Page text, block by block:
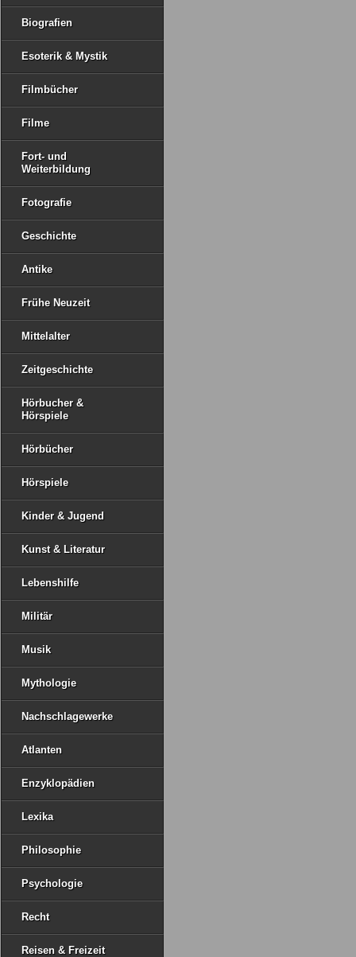
Biografien
Esoterik & Mystik
Filmbücher
Filme
Fort- und
Weiterbildung
Fotografie
Geschichte
Antike
Frühe Neuzeit
Mittelalter
Zeitgeschichte
Hörbucher &
Hörspiele
Hörbücher
Hörspiele
Kinder & Jugend
Kunst & Literatur
Lebenshilfe
Militär
Musik
Mythologie
Nachschlagewerke
Atlanten
Enzyklopädien
Lexika
Philosophie
Psychologie
Recht
Reisen & Freizeit